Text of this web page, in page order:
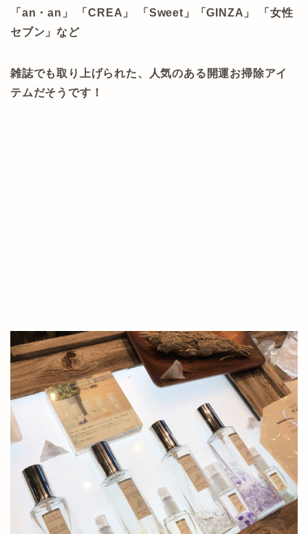
「an・an」 「CREA」 「Sweet」「GINZA」 「女性
セブン」など
雑誌でも取り上げられた、人気のある開運お掃除アイ
テムだそうです！